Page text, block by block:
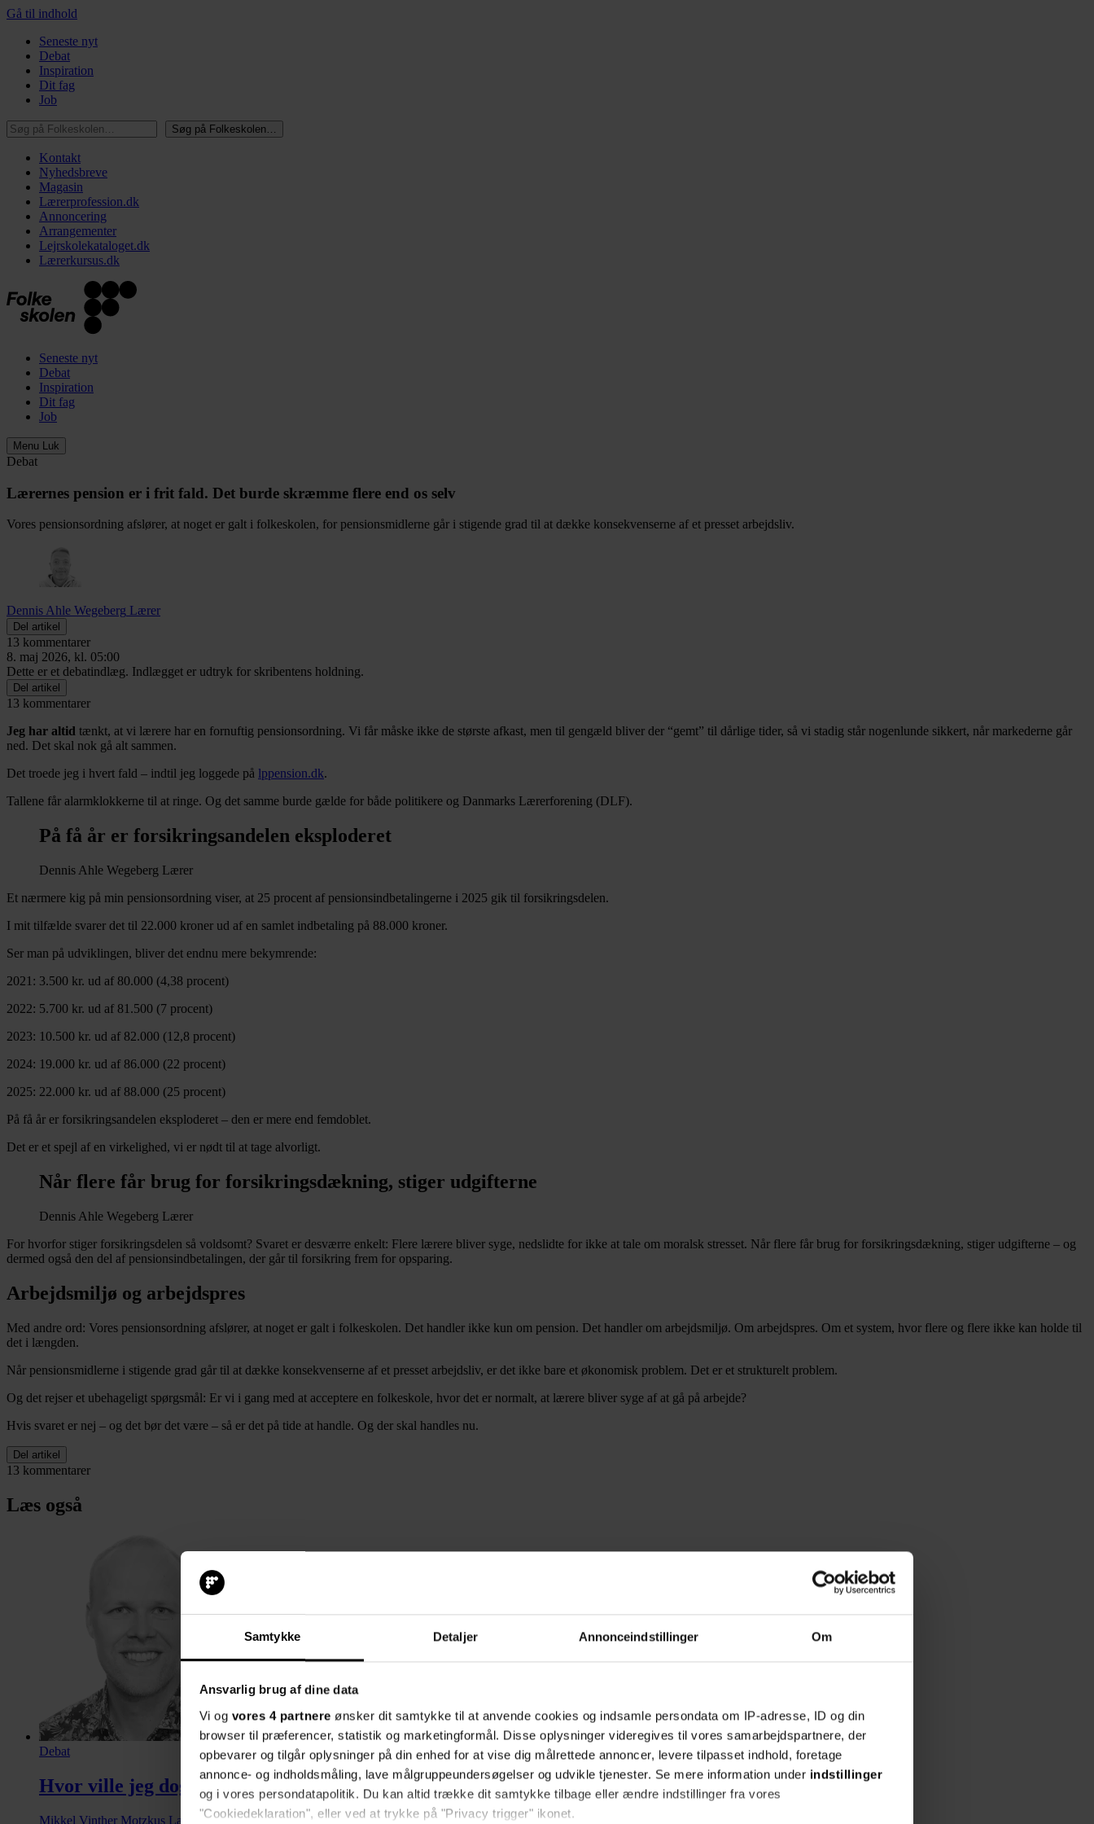
Samtykke Detaljer Annonceindstillinger Om
Ansvarlig brug af dine data
Vi og vores 4 partnere ønsker dit samtykke til at anvende cookies og indsamle persondata om IP-adresse, ID og din
browser til præferencer, statistik og marketingformål. Disse oplysninger videregives til vores samarbejdspartnere, der
opbevarer og tilgår oplysninger på din enhed for at vise dig målrettede annoncer, levere tilpasset indhold, foretage
annonce- og indholdsmåling, lave målgruppeundersøgelser og udvikle tjenester. Se mere information under indstillinger
og i vores persondatapolitik. Du kan altid trække dit samtykke tilbage eller ændre indstillinger fra vores
"Cookiedeklaration", eller ved at trykke på "Privacy trigger" ikonet.
Gå til indhold
Seneste nyt
Debat
Inspiration
Dit fag
Job
Søg på Folkeskolen…
Søg på Folkeskolen…
Kontakt
Nyhedsbreve
Magasin
Lærerprofession.dk
Annoncering
Arrangementer
Lejrskolekataloget.dk
Lærerkursus.dk
Seneste nyt
Debat
Inspiration
Dit fag
Job
Menu Luk
Debat
Lærernes pension er i frit fald. Det burde skræmme flere end os selv
Vores pensionsordning afslører, at noget er galt i folkeskolen, for pensionsmidlerne går i stigende grad til at dække konsekvenserne af et presset arbejdsliv.
Dennis Ahle Wegeberg Lærer
Del artikel
13 kommentarer
8. maj 2026, kl. 05:00
Dette er et debatindlæg. Indlægget er udtryk for skribentens holdning.
Del artikel
13 kommentarer
Jeg har altid tænkt, at vi lærere har en fornuftig pensionsordning. Vi får måske ikke de største afkast, men til gengæld bliver der “gemt” til dårlige tider, så vi stadig står nogenlunde sikkert, når markederne går
ned. Det skal nok gå alt sammen.
Det troede jeg i hvert fald – indtil jeg loggede på lppension.dk.
Tallene får alarmklokkerne til at ringe. Og det samme burde gælde for både politikere og Danmarks Lærerforening (DLF).
På få år er forsikringsandelen eksploderet
Dennis Ahle Wegeberg Lærer
Et nærmere kig på min pensionsordning viser, at 25 procent af pensionsindbetalingerne i 2025 gik til forsikringsdelen.
I mit tilfælde svarer det til 22.000 kroner ud af en samlet indbetaling på 88.000 kroner.
Ser man på udviklingen, bliver det endnu mere bekymrende:
2021: 3.500 kr. ud af 80.000 (4,38 procent)
2022: 5.700 kr. ud af 81.500 (7 procent)
2023: 10.500 kr. ud af 82.000 (12,8 procent)
2024: 19.000 kr. ud af 86.000 (22 procent)
2025: 22.000 kr. ud af 88.000 (25 procent)
På få år er forsikringsandelen eksploderet – den er mere end femdoblet.
Det er et spejl af en virkelighed, vi er nødt til at tage alvorligt.
Når flere får brug for forsikringsdækning, stiger udgifterne
Dennis Ahle Wegeberg Lærer
For hvorfor stiger forsikringsdelen så voldsomt? Svaret er desværre enkelt: Flere lærere bliver syge, nedslidte for ikke at tale om moralsk stresset. Når flere får brug for forsikringsdækning, stiger udgifterne – og
dermed også den del af pensionsindbetalingen, der går til forsikring frem for opsparing.
Arbejdsmiljø og arbejdspres
Med andre ord: Vores pensionsordning afslører, at noget er galt i folkeskolen. Det handler ikke kun om pension. Det handler om arbejdsmiljø. Om arbejdspres. Om et system, hvor flere og flere ikke kan holde til
det i længden.
Når pensionsmidlerne i stigende grad går til at dække konsekvenserne af et presset arbejdsliv, er det ikke bare et økonomisk problem. Det er et strukturelt problem.
Og det rejser et ubehageligt spørgsmål: Er vi i gang med at acceptere en folkeskole, hvor det er normalt, at lærere bliver syge af at gå på arbejde?
Hvis svaret er nej – og det bør det være – så er det på tide at handle. Og der skal handles nu.
Del artikel
13 kommentarer
Læs også
Debat
Hvor ville jeg dog ønske, at der var flere valgmuligheder i LP Pension
Mikkel Vinther Motzkus Lærer